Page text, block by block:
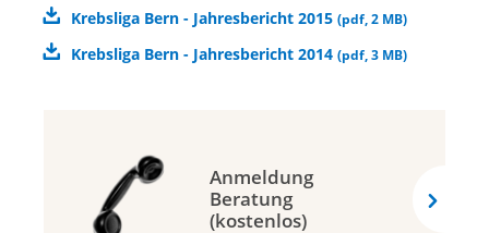
Krebsliga Bern - Jahresbericht 2015 (pdf,2 MB)
Krebsliga Bern - Jahresbericht 2014 (pdf,3 MB)
Anmeldung
Beratung
(kostenlos)